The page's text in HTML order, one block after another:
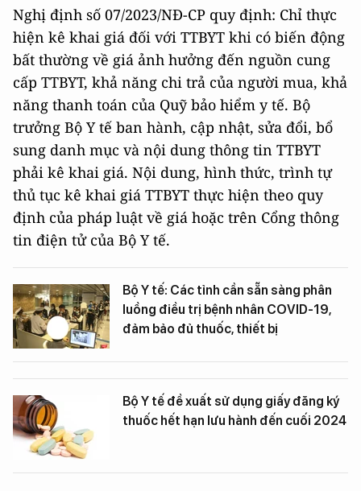
Nghị định số 07/2023/NĐ-CP quy định: Chỉ thực
hiện kê khai giá đối với TTBYT khi có biến động
bất thường về giá ảnh hưởng đến nguồn cung
cấp TTBYT, khả năng chi trả của người mua, khả
năng thanh toán của Quỹ bảo hiểm y tế. Bộ
trưởng Bộ Y tế ban hành, cập nhật, sửa đổi, bổ
sung danh mục và nội dung thông tin TTBYT
phải kê khai giá. Nội dung, hình thức, trình tự
thủ tục kê khai giá TTBYT thực hiện theo quy
định của pháp luật về giá hoặc trên Cổng thông
tin điện tử của Bộ Y tế.
Bộ Y tế: Các tỉnh cần sẵn sàng phân
luồng điều trị bệnh nhân COVID-19,
đảm bảo đủ thuốc, thiết bị
Bộ Y tế đề xuất sử dụng giấy đăng ký
thuốc hết hạn lưu hành đến cuối 2024